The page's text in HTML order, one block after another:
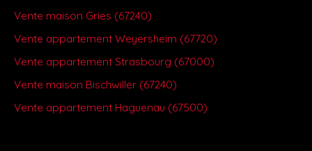
Vente maison Gries (67240)
Vente appartement Weyersheim (67720)
Vente appartement Strasbourg (67000)
Vente maison Bischwiller (67240)
Vente appartement Haguenau (67500)